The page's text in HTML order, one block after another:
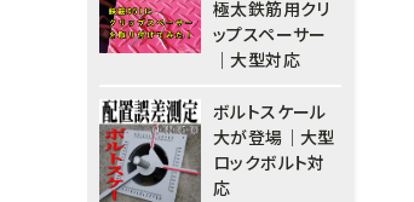
極太鉄筋用クリ
ップスペーサー
｜大型対応
ボルトスケール
大が登場｜大型
ロックボルト対
応